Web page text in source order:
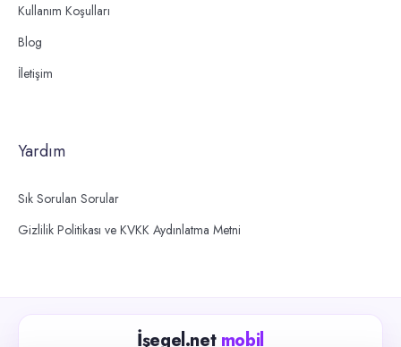
Kullanım Koşulları
Blog
İletişim
Yardım
Sık Sorulan Sorular
Gizlilik Politikası ve KVKK Aydınlatma Metni
İşegel.net mobil